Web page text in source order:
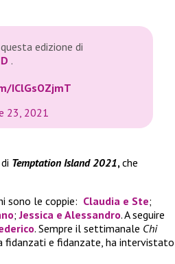
edizione di
.
IClGsOZjmT
23, 2021
Temptation Island2021,che
sono le coppie: Claudia e Ste;
;Jessica e Alessandro. A seguire
. Sempre il settimanale Chi
fidanzati e fidanzate, ha intervistato